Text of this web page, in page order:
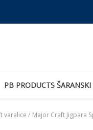
PB PRODUCTS
varalice / Major Craft Jigpara